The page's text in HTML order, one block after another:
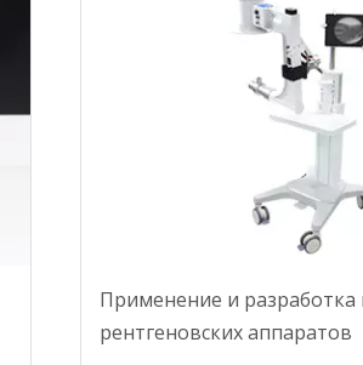
Применение и
рентгеновских аппаратов